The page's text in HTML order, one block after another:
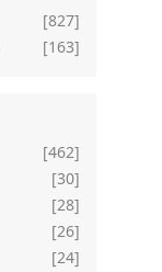
[827]
[163]
[462]
[30]
[28]
[26]
[24]